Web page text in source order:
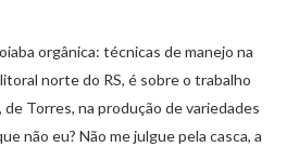
orgânica: técnicas de manejo na
norte do RS, é sobre o trabalho
de Torres, na produção de variedades
não eu? Não me julgue pela casca, a